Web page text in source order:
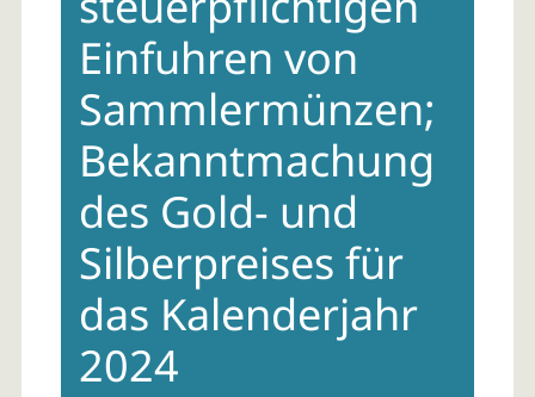
Einfuhren von
Sammlermünzen;
Bekanntmachung
des Gold- und
Silberpreises für
das Kalenderjahr
2024